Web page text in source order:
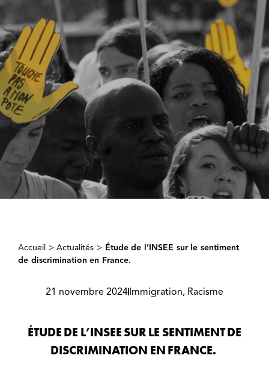
Accueil >Actualités > Étude de l’INSEE sur le sentiment
de discrimination en France.
21 novembre 2024Immigration, Racisme
ÉTUDE DE L’INSEE SUR LE SENTIMENT DE
DISCRIMINATION EN FRANCE.